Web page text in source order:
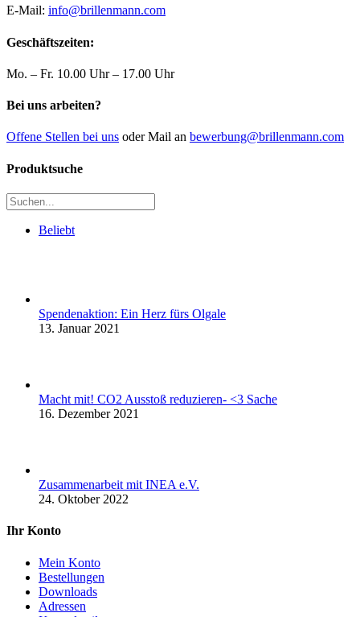
E-Mail: info@brillenmann.com
Geschäftszeiten:
Mo. – Fr. 10.00 Uhr – 17.00 Uhr
Bei uns arbeiten?
Offene Stellen bei uns oder Mail an bewerbung@brillenmann.com
Produktsuche
Beliebt
Spendenaktion: Ein Herz fürs Olgale
13. Januar 2021
Macht mit! CO2 Ausstoß reduzieren- <3 Sache
16. Dezember 2021
Zusammenarbeit mit INEA e.V.
24. Oktober 2022
Ihr Konto
Mein Konto
Bestellungen
Downloads
Adressen